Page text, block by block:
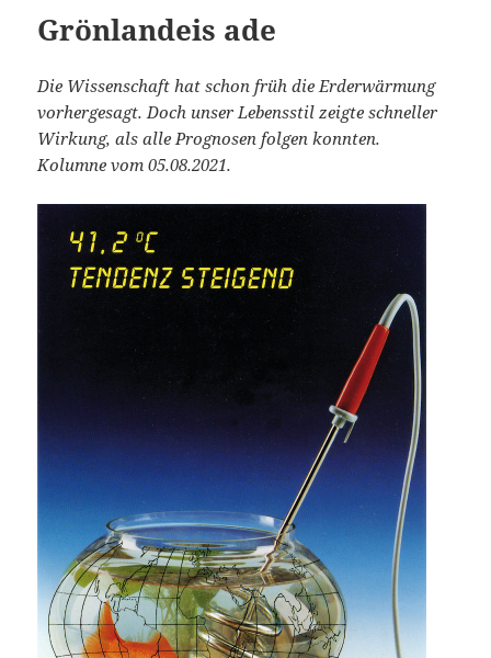
Grönlandeis ade
Die Wissenschaft hat schon früh die Erderwärmung
vorhergesagt. Doch unser Lebensstil zeigte schneller
Wirkung, als alle Prognosen folgen konnten.
Kolumne vom 05.08.2021.